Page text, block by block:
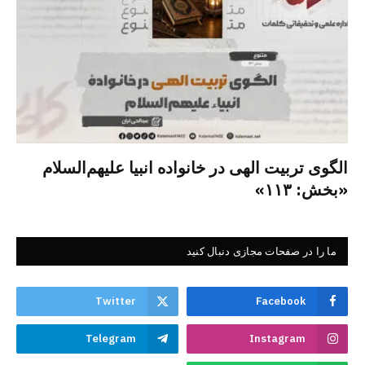
الگوی تربیت الهی در خانواده انبیا‌‌ علیهم‌السلام
«بخش: ۱۱۳»
ما را در صفحات مجازی دنبال کنید
Facebook
Twitter
Instagram
Telegram